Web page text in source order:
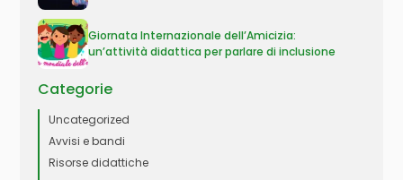
Giornata Internazionale dell’Amicizia:
un’attività didattica per parlare di inclusione
Categorie
Uncategorized
Avvisi e bandi
Risorse didattiche